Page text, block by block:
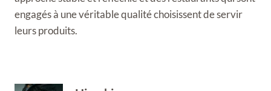
engagés à une véritable qualité choisissent de servir
leurs produits.